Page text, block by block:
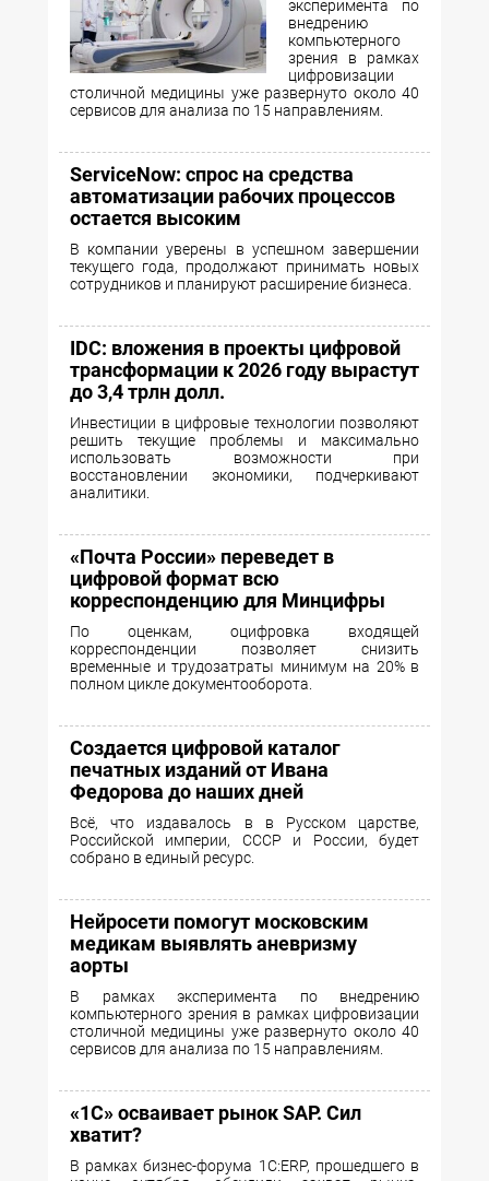
эксперимента по
внедрению
компьютерного
зрения в рамках
цифровизации
столичной медицины уже развернуто около 40
сервисов для анализа по 15 направлениям.
ServiceNow: спрос на средства
автоматизации рабочих процессов
остается высоким
В компании уверены в успешном завершении
текущего года, продолжают принимать новых
сотрудников и планируют расширение бизнеса.
IDC: вложения в проекты цифровой
трансформации к 2026 году вырастут
до 3,4 трлн долл.
Инвестиции в цифровые технологии позволяют
решить текущие проблемы и максимально
использовать возможности при
восстановлении экономики, подчеркивают
аналитики.
«Почта России» переведет в
цифровой формат всю
корреспонденцию для Минцифры
По оценкам, оцифровка входящей
корреспонденции позволяет снизить
временные и трудозатраты минимум на 20% в
полном цикле документооборота.
Создается цифровой каталог
печатных изданий от Ивана
Федорова до наших дней
Всё, что издавалось в в Русском царстве,
Российской империи, СССР и России, будет
собрано в единый ресурс.
Нейросети помогут московским
медикам выявлять аневризму
аорты
В рамках эксперимента по внедрению
компьютерного зрения в рамках цифровизации
столичной медицины уже развернуто около 40
сервисов для анализа по 15 направлениям.
«1С» осваивает рынок SAP. Сил
хватит?
В рамках бизнес-форума 1С:ERP, прошедшего в